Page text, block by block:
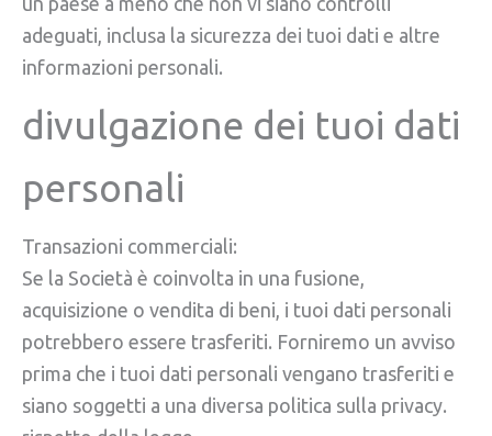
adeguati, inclusa la sicurezza dei tuoi dati e altre
informazioni personali.
divulgazione dei tuoi dati
personali
Transazioni commerciali:
Se la Società è coinvolta in una fusione,
acquisizione o vendita di beni, i tuoi dati personali
potrebbero essere trasferiti. Forniremo un avviso
prima che i tuoi dati personali vengano trasferiti e
siano soggetti a una diversa politica sulla privacy.